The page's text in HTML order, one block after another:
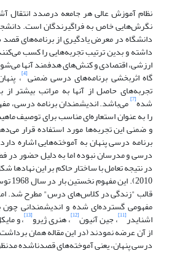
نظام آموزش عالی هر جامعه درصدد انتقال
نگرش‌هایی خاص به فراگیرندگان است.
دانشگاه در معرض یادگیری از برنامه‌های
داشته و بدین ترتیب تجربه‌هایی را کسب
ارزشی، اقتصادی و کنش‌های هدفمند آنها
گاه اثربخشی برنامه‌های درسی ضمنی[4] ،
تجربه‌های حاصل از آنها به مراتب بیشتر
شده[7] می‌باشد. اندیشمندان برنامه درسی،
را به عنوان استعاره‌ای مناسب برای توصیف
و ضمنی این تجربه‌ها مورد استفاده قرار
برنامه درسی پنهان به آموخته‌هایی اشاره
درسی و مدرسان نبوده اما به دلیل حضور در
در نتیجه تعامل با ساختار حاکم بر این
2010). این مفهوم نخستین بار در سال 1968 توسط فیلیپ جکسون
قالب "زندگی در کلاس‌های درس" مطرح شد. اما
مفهومی گسترده‌ای شده و اندیشمندانی چون
اشنایدر[11] ، جین آنیون[12] ، هنری ژیرو[13] ، و
از آن عرضه نمودند (در این مقاله همان
درسی پنهان، یعنی آموخته‌های قصدناشده